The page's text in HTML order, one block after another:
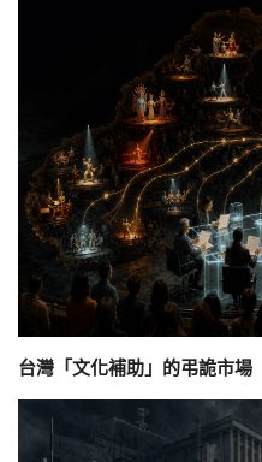
台灣「文化補助」的弔詭市場